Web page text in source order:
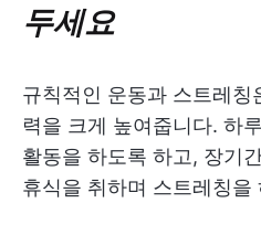
두세요
규칙적인 운동과 스트레
력을 크게 높여줍니다. 하
활동을 하도록 하고, 장기
휴식을 취하며 스트레칭을